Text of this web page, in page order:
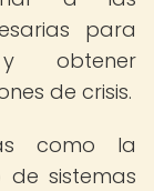
para
y obtener
de crisis.
como la
sistemas